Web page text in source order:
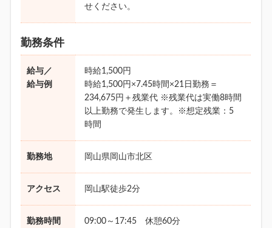
せください。
勤務条件
給与／
給与例
時給1,500円
時給1,500円×7.45時間×21日勤務＝
234,675円＋残業代 ※残業代は実働8時間
以上勤務で発生します。※想定残業：5
時間
勤務地 岡山県岡山市北区
アクセス 岡山駅徒歩2分
勤務時間
09:00～17:45 休憩60分